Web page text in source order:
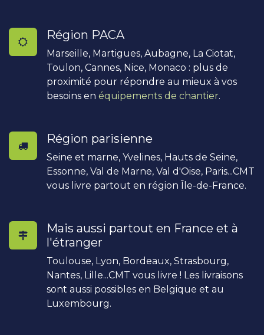
Région PACA
Marseille, Martigues, Aubagne, La Ciotat,
Toulon, Cannes, Nice, Monaco : plus de
proximité pour répondre au mieux à vos
besoins en équipements de chantier.
Région parisienne
Seine et marne, Yvelines, Hauts de Seine,
Essonne, Val de Marne, Val d'Oise, Paris...CMT
vous livre partout en région Île-de-France.
Mais aussi partout en France et à
l'étranger
Toulouse, Lyon, Bordeaux, Strasbourg,
Nantes, Lille...CMT vous livre ! Les livraisons
sont aussi possibles en Belgique et au
Luxembourg.